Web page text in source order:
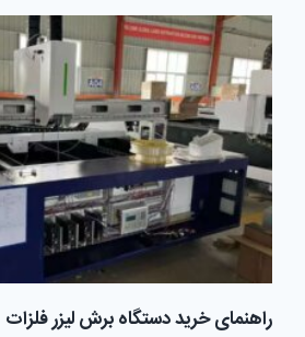
ضخامتی
برش
دهد؟
راهنمای خرید دستگاه برش لیزر فلزات